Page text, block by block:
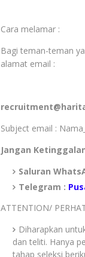
Cara melamar :
Bagi teman-teman
alamat email :
Subject email :
Jangan
Saluran
Telegram :
ATTENTION/
Diharapkan
dan teliti. Hanya
tahap seleksi